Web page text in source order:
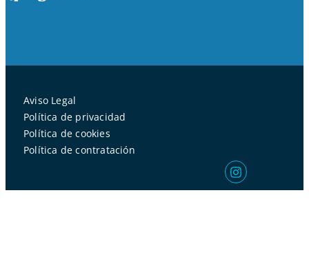
Aviso Legal
Política de privacidad
Política de cookies
Política de contratación